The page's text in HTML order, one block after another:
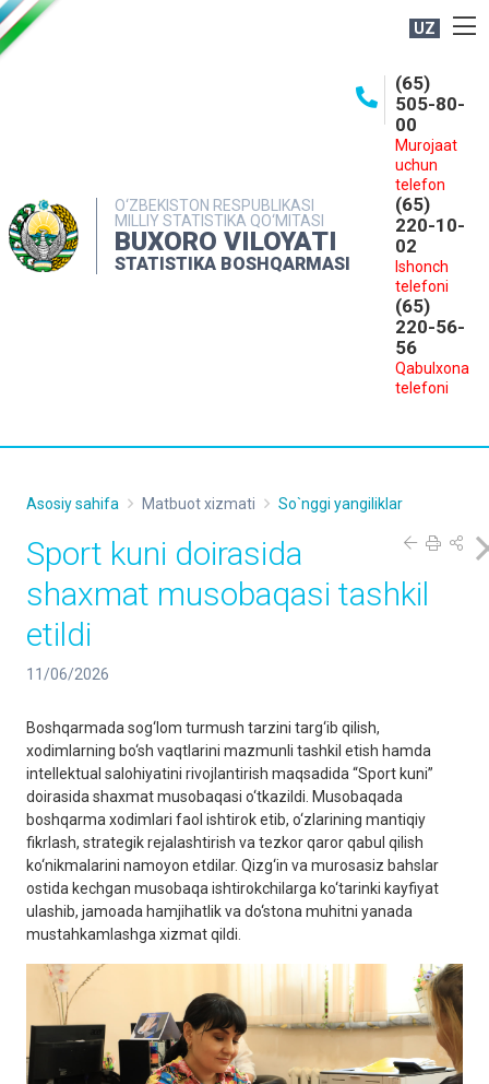
UZ
O‘ZBEKISTON RESPUBLIKASI
MILLIY STATISTIKA QO‘MITASI
BUXORO VILOYATI
STATISTIKA BOSHQARMASI
(65)
505-80-
00
Murojaat
uchun
telefon
(65)
220-10-
02
Ishonch
telefoni
(65)
220-56-
56
Qabulxona
telefoni
MATBUOT XIZMATI
MUROJAATLAR
Asosiy sahifa Matbuot xizmati So`nggi yangiliklar
Sport kuni doirasida
shaxmat musobaqasi tashkil
etildi
11/06/2026
Boshqarmada sog‘lom turmush tarzini targ‘ib qilish,
xodimlarning bo‘sh vaqtlarini mazmunli tashkil etish hamda
intellektual salohiyatini rivojlantirish maqsadida “Sport kuni”
doirasida shaxmat musobaqasi o‘tkazildi. Musobaqada
boshqarma xodimlari faol ishtirok etib, o‘zlarining mantiqiy
fikrlash, strategik rejalashtirish va tezkor qaror qabul qilish
ko‘nikmalarini namoyon etdilar. Qizg‘in va murosasiz bahslar
ostida kechgan musobaqa ishtirokchilarga ko‘tarinki kayfiyat
ulashib, jamoada hamjihatlik va do‘stona muhitni yanada
mustahkamlashga xizmat qildi.